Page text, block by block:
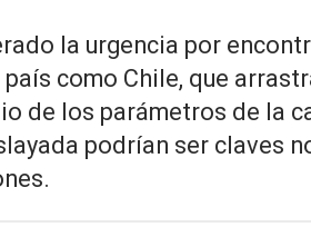
la urgencia por
como Chile, que
de los parámetros de la
podrían ser claves